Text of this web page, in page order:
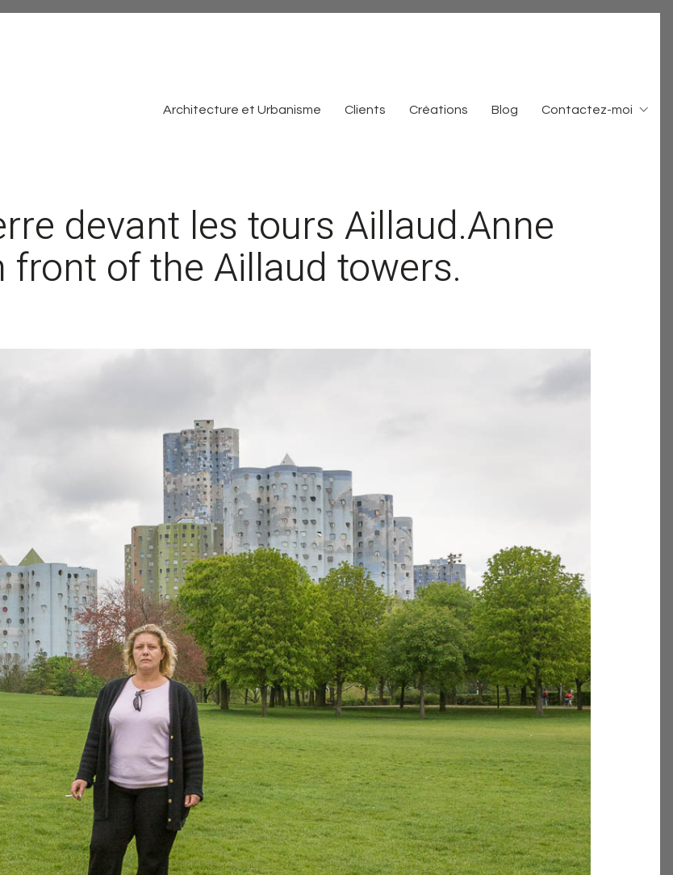
Architecture et Urbanisme Clients Créations Blog Contactez-moi
devant les tours Aillaud.Anne
of the Aillaud towers.